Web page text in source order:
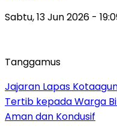
Sabtu, 13 Jun 2026 -
Tanggamus
Jajaran Lapas
Tertib kepada Warga
Aman dan Kondusif